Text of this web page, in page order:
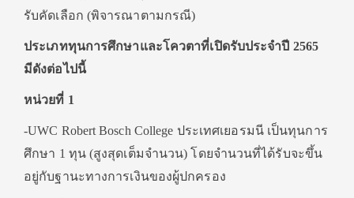
รับคัดเลือก (พิจารณาตามกรณี)
ประเภททุนการศึกษาและโควตาที่เปิดรับประจำปี 2565
มีดังต่อไปนี้
หน่วยที่ 1
-UWC Robert Bosch College ประเทศเยอรมนี เป็นทุนการ
ศึกษา 1 ทุน (สูงสุดเต็มจำนวน) โดยจำนวนที่ได้รับจะขึ้น
อยู่กับฐานะทางการเงินของผู้ปกครอง